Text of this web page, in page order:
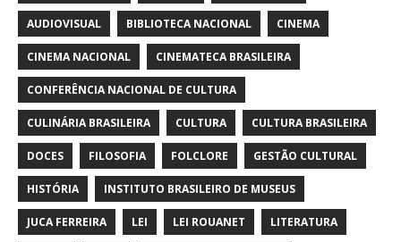
AUDIOVISUAL BIBLIOTECA NACIONAL CINEMA
CINEMA NACIONAL CINEMATECA BRASILEIRA
CONFERÊNCIA NACIONAL DE CULTURA
CULINÁRIA BRASILEIRA CULTURA CULTURA BRASILEIRA
DOCES FILOSOFIA FOLCLORE GESTÃO CULTURAL
HISTÓRIA INSTITUTO BRASILEIRO DE MUSEUS
JUCA FERREIRA LEI LEI ROUANET LITERATURA